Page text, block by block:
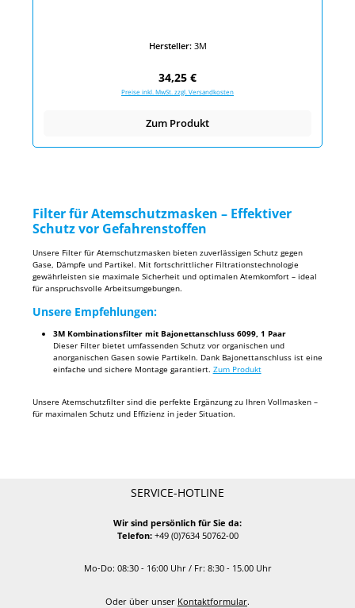
Hersteller: 3M
Regulärer Preis:
34,25 €
Preise inkl. MwSt. zzgl. Versandkosten
Zum Produkt
Filter für Atemschutzmasken – Effektiver
Schutz vor Gefahrenstoffen
Unsere Filter für Atemschutzmasken bieten zuverlässigen Schutz gegen
Gase, Dämpfe und Partikel. Mit fortschrittlicher Filtrationstechnologie
gewährleisten sie maximale Sicherheit und optimalen Atemkomfort – ideal
für anspruchsvolle Arbeitsumgebungen.
Unsere Empfehlungen:
3M Kombinationsfilter mit Bajonettanschluss 6099, 1 Paar
Dieser Filter bietet umfassenden Schutz vor organischen und
anorganischen Gasen sowie Partikeln. Dank Bajonettanschluss ist eine
einfache und sichere Montage garantiert. Zum Produkt
Unsere Atemschutzfilter sind die perfekte Ergänzung zu Ihren Vollmasken –
für maximalen Schutz und Effizienz in jeder Situation.
SERVICE-HOTLINE
Wir sind persönlich für Sie da:
Telefon:+49 (0)7634 50762-00
Mo-Do: 08:30 - 16:00 Uhr / Fr: 8:30 - 15.00 Uhr
Oder über unser Kontaktformular.